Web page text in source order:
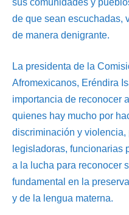
de que sean escuchadas,
de manera denigrante.
La presidenta de la
Afromexicanos, Eréndira
importancia de reconocer
quienes hay mucho por
discriminación y
legisladoras, funcionarias
a la lucha para reconocer
fundamental en la
y de la lengua materna.